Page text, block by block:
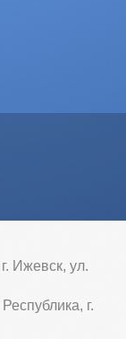
Ижевск, ул.
г.